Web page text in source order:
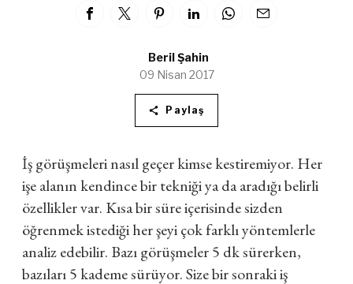
Beril Şahin
09 Nisan 2017
Paylaş
İş görüşmeleri nasıl geçer kimse kestiremiyor. Her
işe alanın kendince bir tekniği ya da aradığı belirli
özellikler var. Kısa bir süre içerisinde sizden
öğrenmek istediği her şeyi çok farklı yöntemlerle
analiz edebilir. Bazı görüşmeler 5 dk sürerken,
bazıları 5 kademe sürüyor. Size bir sonraki iş